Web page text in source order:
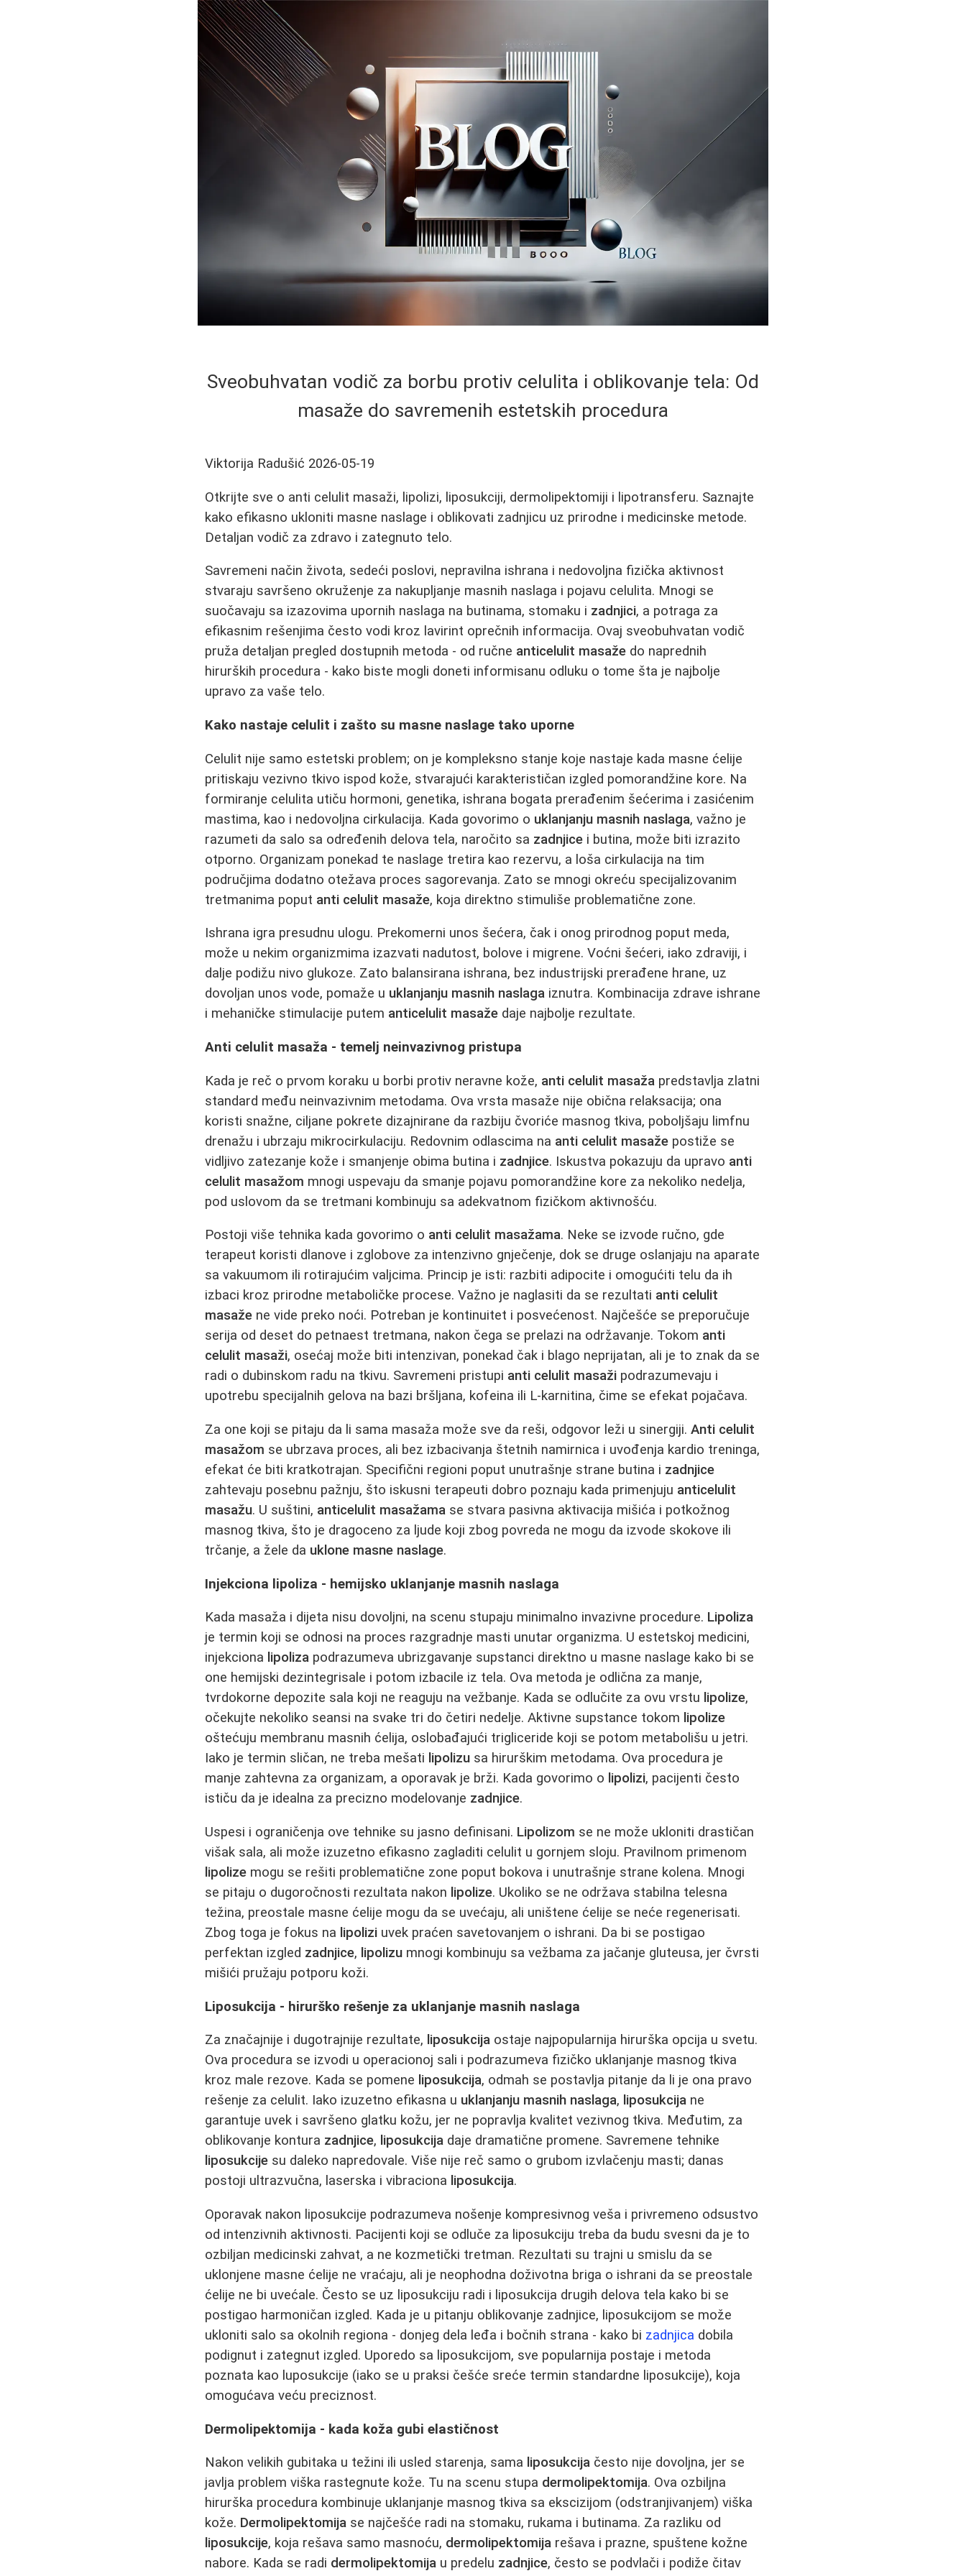
Sveobuhvatan vodič za borbu protiv celulita i oblikovanje tela: Od
masaže do savremenih estetskih procedura
Viktorija Radušić 2026-05-19
Otkrijte sve o anti celulit masaži, lipolizi, liposukciji, dermolipektomiji i lipotransferu. Saznajte
kako efikasno ukloniti masne naslage i oblikovati zadnjicu uz prirodne i medicinske metode.
Detaljan vodič za zdravo i zategnuto telo.
Savremeni način života, sedeći poslovi, nepravilna ishrana i nedovoljna fizička aktivnost
stvaraju savršeno okruženje za nakupljanje masnih naslaga i pojavu celulita. Mnogi se
suočavaju sa izazovima upornih naslaga na butinama, stomaku i zadnjici, a potraga za
efikasnim rešenjima često vodi kroz lavirint oprečnih informacija. Ovaj sveobuhvatan vodič
pruža detaljan pregled dostupnih metoda - od ručne anticelulit masaže do naprednih
hirurških procedura - kako biste mogli doneti informisanu odluku o tome šta je najbolje
upravo za vaše telo.
Kako nastaje celulit i zašto su masne naslage tako uporne
Celulit nije samo estetski problem; on je kompleksno stanje koje nastaje kada masne ćelije
pritiskaju vezivno tkivo ispod kože, stvarajući karakterističan izgled pomorandžine kore. Na
formiranje celulita utiču hormoni, genetika, ishrana bogata prerađenim šećerima i zasićenim
mastima, kao i nedovoljna cirkulacija. Kada govorimo o uklanjanju masnih naslaga, važno je
razumeti da salo sa određenih delova tela, naročito sa zadnjice i butina, može biti izrazito
otporno. Organizam ponekad te naslage tretira kao rezervu, a loša cirkulacija na tim
područjima dodatno otežava proces sagorevanja. Zato se mnogi okreću specijalizovanim
tretmanima poput anti celulit masaže, koja direktno stimuliše problematične zone.
Ishrana igra presudnu ulogu. Prekomerni unos šećera, čak i onog prirodnog poput meda,
može u nekim organizmima izazvati nadutost, bolove i migrene. Voćni šećeri, iako zdraviji, i
dalje podižu nivo glukoze. Zato balansirana ishrana, bez industrijski prerađene hrane, uz
dovoljan unos vode, pomaže u uklanjanju masnih naslaga iznutra. Kombinacija zdrave ishrane
i mehaničke stimulacije putem anticelulit masaže daje najbolje rezultate.
Anti celulit masaža - temelj neinvazivnog pristupa
Kada je reč o prvom koraku u borbi protiv neravne kože, anti celulit masaža predstavlja zlatni
standard među neinvazivnim metodama. Ova vrsta masaže nije obična relaksacija; ona
koristi snažne, ciljane pokrete dizajnirane da razbiju čvoriće masnog tkiva, poboljšaju limfnu
drenažu i ubrzaju mikrocirkulaciju. Redovnim odlascima na anti celulit masaže postiže se
vidljivo zatezanje kože i smanjenje obima butina i zadnjice. Iskustva pokazuju da upravo anti
celulit masažom mnogi uspevaju da smanje pojavu pomorandžine kore za nekoliko nedelja,
pod uslovom da se tretmani kombinuju sa adekvatnom fizičkom aktivnošću.
Postoji više tehnika kada govorimo o anti celulit masažama. Neke se izvode ručno, gde
terapeut koristi dlanove i zglobove za intenzivno gnječenje, dok se druge oslanjaju na aparate
sa vakuumom ili rotirajućim valjcima. Princip je isti: razbiti adipocite i omogućiti telu da ih
izbaci kroz prirodne metaboličke procese. Važno je naglasiti da se rezultati anti celulit
masaže ne vide preko noći. Potreban je kontinuitet i posvećenost. Najčešće se preporučuje
serija od deset do petnaest tretmana, nakon čega se prelazi na održavanje. Tokom anti
celulit masaži, osećaj može biti intenzivan, ponekad čak i blago neprijatan, ali je to znak da se
radi o dubinskom radu na tkivu. Savremeni pristupi anti celulit masaži podrazumevaju i
upotrebu specijalnih gelova na bazi bršljana, kofeina ili L-karnitina, čime se efekat pojačava.
Za one koji se pitaju da li sama masaža može sve da reši, odgovor leži u sinergiji.Anti celulit
masažom se ubrzava proces, ali bez izbacivanja štetnih namirnica i uvođenja kardio treninga,
efekat će biti kratkotrajan. Specifični regioni poput unutrašnje strane butina i zadnjice
zahtevaju posebnu pažnju, što iskusni terapeuti dobro poznaju kada primenjuju anticelulit
masažu. U suštini, anticelulit masažama se stvara pasivna aktivacija mišića i potkožnog
masnog tkiva, što je dragoceno za ljude koji zbog povreda ne mogu da izvode skokove ili
trčanje, a žele da uklone masne naslage.
Injekciona lipoliza - hemijsko uklanjanje masnih naslaga
Kada masaža i dijeta nisu dovoljni, na scenu stupaju minimalno invazivne procedure. Lipoliza
je termin koji se odnosi na proces razgradnje masti unutar organizma. U estetskoj medicini,
injekciona lipoliza podrazumeva ubrizgavanje supstanci direktno u masne naslage kako bi se
one hemijski dezintegrisale i potom izbacile iz tela. Ova metoda je odlična za manje,
tvrdokorne depozite sala koji ne reaguju na vežbanje. Kada se odlučite za ovu vrstu lipolize,
očekujte nekoliko seansi na svake tri do četiri nedelje. Aktivne supstance tokom lipolize
oštećuju membranu masnih ćelija, oslobađajući trigliceride koji se potom metabolišu u jetri.
Iako je termin sličan, ne treba mešati lipolizu sa hirurškim metodama. Ova procedura je
manje zahtevna za organizam, a oporavak je brži. Kada govorimo o lipolizi, pacijenti često
ističu da je idealna za precizno modelovanje zadnjice.
Uspesi i ograničenja ove tehnike su jasno definisani. Lipolizom se ne može ukloniti drastičan
višak sala, ali može izuzetno efikasno zagladiti celulit u gornjem sloju. Pravilnom primenom
lipolize mogu se rešiti problematične zone poput bokova i unutrašnje strane kolena. Mnogi
se pitaju o dugoročnosti rezultata nakon lipolize. Ukoliko se ne održava stabilna telesna
težina, preostale masne ćelije mogu da se uvećaju, ali uništene ćelije se neće regenerisati.
Zbog toga je fokus na lipolizi uvek praćen savetovanjem o ishrani. Da bi se postigao
perfektan izgled zadnjice, lipolizu mnogi kombinuju sa vežbama za jačanje gluteusa, jer čvrsti
mišići pružaju potporu koži.
Liposukcija - hirurško rešenje za uklanjanje masnih naslaga
Za značajnije i dugotrajnije rezultate, liposukcija ostaje najpopularnija hirurška opcija u svetu.
Ova procedura se izvodi u operacionoj sali i podrazumeva fizičko uklanjanje masnog tkiva
kroz male rezove. Kada se pomene liposukcija, odmah se postavlja pitanje da li je ona pravo
rešenje za celulit. Iako izuzetno efikasna u uklanjanju masnih naslaga, liposukcija ne
garantuje uvek i savršeno glatku kožu, jer ne popravlja kvalitet vezivnog tkiva. Međutim, za
oblikovanje kontura zadnjice, liposukcija daje dramatične promene. Savremene tehnike
liposukcije su daleko napredovale. Više nije reč samo o grubom izvlačenju masti; danas
postoji ultrazvučna, laserska i vibraciona liposukcija.
Oporavak nakon liposukcije podrazumeva nošenje kompresivnog veša i privremeno odsustvo
od intenzivnih aktivnosti. Pacijenti koji se odluče za liposukciju treba da budu svesni da je to
ozbiljan medicinski zahvat, a ne kozmetički tretman. Rezultati su trajni u smislu da se
uklonjene masne ćelije ne vraćaju, ali je neophodna doživotna briga o ishrani da se preostale
ćelije ne bi uvećale. Često se uz liposukciju radi i liposukcija drugih delova tela kako bi se
postigao harmoničan izgled. Kada je u pitanju oblikovanje zadnjice, liposukcijom se može
ukloniti salo sa okolnih regiona - donjeg dela leđa i bočnih strana - kako bi zadnjica dobila
podignut i zategnut izgled. Uporedo sa liposukcijom, sve popularnija postaje i metoda
poznata kao luposukcije (iako se u praksi češće sreće termin standardne liposukcije), koja
omogućava veću preciznost.
Dermolipektomija - kada koža gubi elastičnost
Nakon velikih gubitaka u težini ili usled starenja, sama liposukcija često nije dovoljna, jer se
javlja problem viška rastegnute kože. Tu na scenu stupa dermolipektomija. Ova ozbiljna
hirurška procedura kombinuje uklanjanje masnog tkiva sa ekscizijom (odstranjivanjem) viška
kože. Dermolipektomija se najčešće radi na stomaku, rukama i butinama. Za razliku od
liposukcije, koja rešava samo masnoću, dermolipektomija rešava i prazne, spuštene kožne
nabore. Kada se radi dermolipektomija u predelu zadnjice, često se podvlači i podiže čitav